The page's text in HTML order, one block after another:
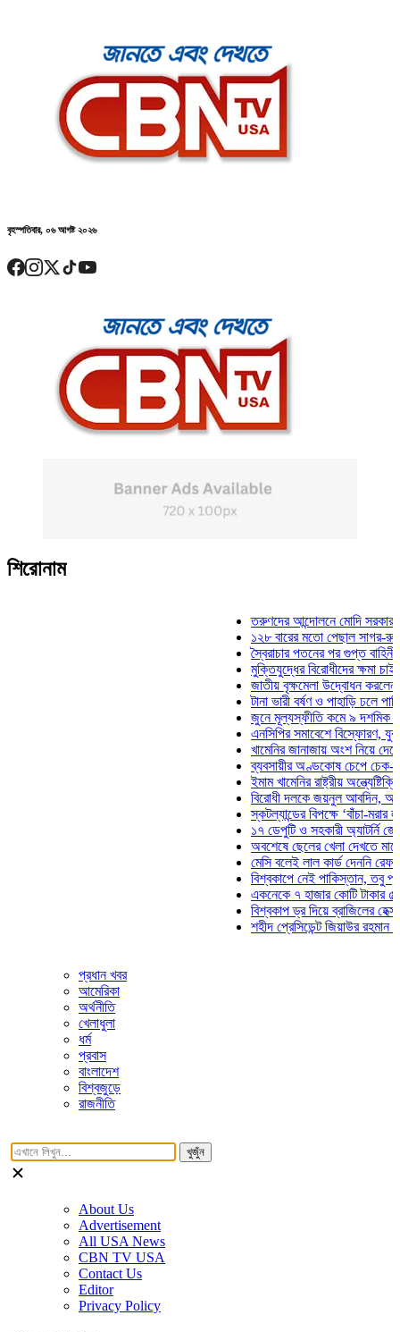
বৃহস্পতিবার, ০৬ আগষ্ট ২০২৬
শিরোনাম
তরুণদের আন্দোলনে মোদি সরকার দুর্বল
১২৮ বারের মতো পেছাল সাগর-রুনি
স্বৈরাচার পতনের পর গুপ্ত বাহিনীর
মুক্তিযুদ্ধের বিরোধীদের ক্ষমা চাইতে
জাতীয় বৃক্ষমেলা উদ্বোধন করলেন
টানা ভারী বর্ষণ ও পাহাড়ি ঢলে পানিবন্দি
জুনে মূল্যস্ফীতি কমে ৯ দশমিক ১৬
এনসিপির সমাবেশে বিস্ফোরণ, যুবলীগের
খামেনির জানাজায় অংশ নিয়ে দেশে
ব্যবসায়ীর অণ্ডকোষ চেপে চেক-
ইমাম খামেনির রাষ্ট্রীয়
বিরোধী দলকে জয়নুল আবদিন, আপনারা
স্কটল্যান্ডের বিপক্ষে ‘বাঁচা-মরার
১৭ ডেপুটি ও সহকারী অ্যাটর্নি
অবশেষে ছেলের খেলা দেখতে মাঠে
মেসি বলেই লাল কার্ড দেননি রেফারি!
বিশ্বকাপে নেই পাকিস্তান, তবু প্রতিটি
একনেকে ৭ হাজার কোটি টাকার ৫
বিশ্বকাপ ড্র দিয়ে ব্রাজিলের হেক্সা
শহীদ প্রেসিডেন্ট জিয়াউর রহমান
প্রধান খবর
আমেরিকা
অর্থনীতি
খেলাধুলা
ধর্ম
প্রবাস
বাংলাদেশ
বিশ্বজুড়ে
রাজনীতি
খুজুঁন
About Us
Advertisement
All USA News
CBN TV USA
Contact Us
Editor
Privacy Policy